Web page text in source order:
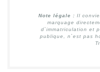
Note légale : Il
marquage
d`immatriculation et
publique, n`est pas